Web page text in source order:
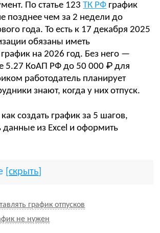
По статье 123ТК РФ график
позднее чем за 2 недели до
года. То есть к 17 декабря 2025
обязаны иметь
на 2026 год. Без него —
5.27 КоАП РФ до 50 000 ₽ для
работодатель планирует
знают, когда у них отпуск.
создать график за 5 шагов,
данные из Excel и оформить
[скрыть
график отпусков
не нужен